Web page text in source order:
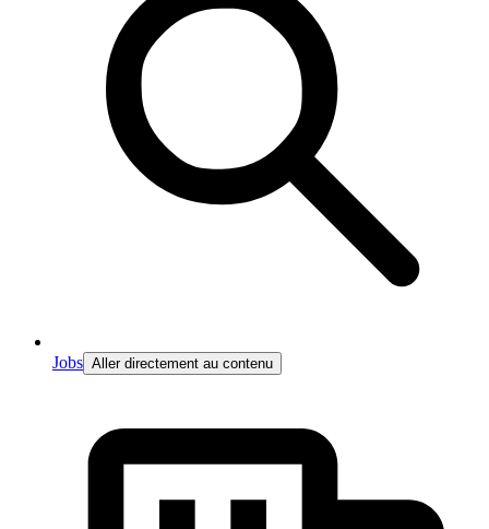
Jobs Aller directement au contenu